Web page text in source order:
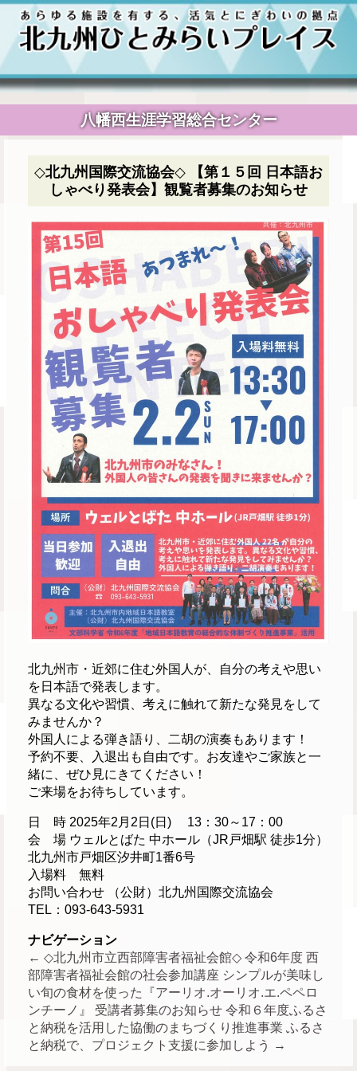
八幡西生涯学習総合センター
◇北九州国際交流協会◇ 【第１５回 日本語お
しゃべり発表会】観覧者募集のお知らせ
北九州市・近郊に住む外国人が、自分の考えや思い
を日本語で発表します。
異なる文化や習慣、考えに触れて新たな発見をして
みませんか？
外国人による弾き語り、二胡の演奏もあります！
予約不要、入退出も自由です。お友達やご家族と一
緒に、ぜひ見にきてください！
ご来場をお待ちしています。
日 時 2025年2月2日(日) 13：30～17：00
会 場 ウェルとばた 中ホール（JR戸畑駅 徒歩1分）
北九州市戸畑区汐井町1番6号
入場料 無料
お問い合わせ （公財）北九州国際交流協会
TEL：093-643-5931
ナビゲーション
← ◇北九州市立西部障害者福祉会館◇ 令和6年度 西
部障害者福祉会館の社会参加講座 シンプルが美味し
い旬の食材を使った『アーリオ.オーリオ.エ.ペペロ
ンチーノ』 受講者募集のお知らせ 令和６年度ふるさ
と納税を活用した協働のまちづくり推進事業 ふるさ
と納税で、プロジェクト支援に参加しよう
→